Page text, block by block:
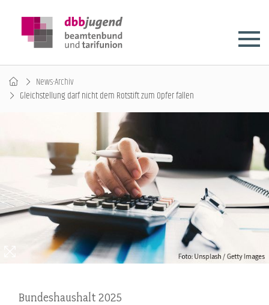
News-Archiv
Gleichstellung darf nicht dem Rotstift zum Opfer fallen
Bundeshaushalt 2025